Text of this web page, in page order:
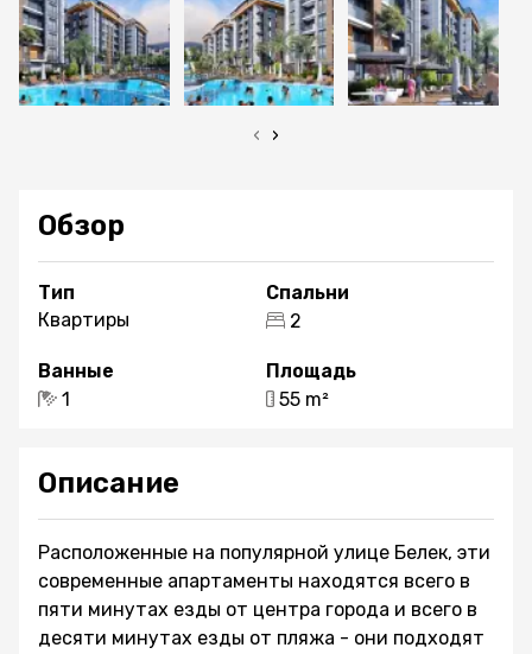
‹ ›
Обзор
Тип
Квартиры
Спальни
2
Ванные
1
Площадь
55 m²
Описание
Расположенные на популярной улице Белек, эти
современные апартаменты находятся всего в
пяти минутах езды от центра города и всего в
десяти минутах езды от пляжа - они подходят